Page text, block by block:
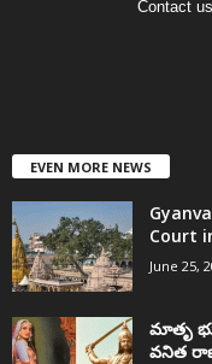
Contact
EVEN MORE NEWS
Court
June 25,
మాతృ
వనిత